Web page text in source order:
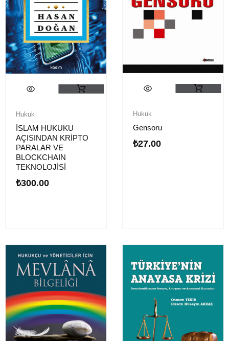
Hukuk
İSLAM HUKUKU
AÇISINDAN KRİPTO
PARALAR VE
BLOCKCHAIN
TEKNOLOJİSİ
₺300.00
Hukuk
Gensoru
₺27.00